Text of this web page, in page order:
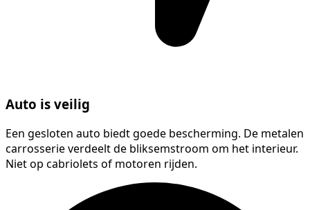
Auto is veilig
Een gesloten auto biedt goede bescherming. De metalen
carrosserie verdeelt de bliksemstroom om het interieur.
Niet op cabriolets of motoren rijden.